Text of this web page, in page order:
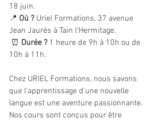
18 juin.
📍 Où ? Uriel Formations, 37 avenue
Jean Jaurès à Tain l’Hermitage.
⏰ Durée ? 1 heure de 9h à 10h ou de
10h à 11h.
Chez URIEL Formations, nous savons
que l'apprentissage d'une nouvelle
langue est une aventure passionnante.
Nos cours sont conçus pour être